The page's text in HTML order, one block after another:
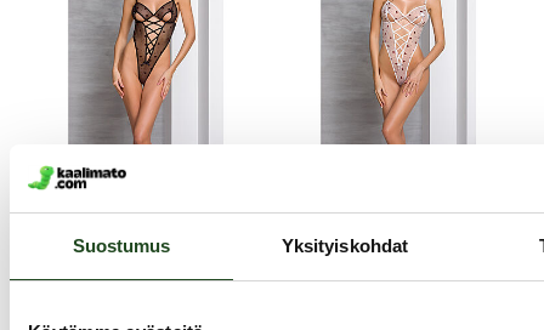
Suostumus Yksityiskohdat
Passion
Lovelia - Body,
musta, Plus Size
Uhkeammille naisille
Lovelia - Body,
valkoinen, Plus Size